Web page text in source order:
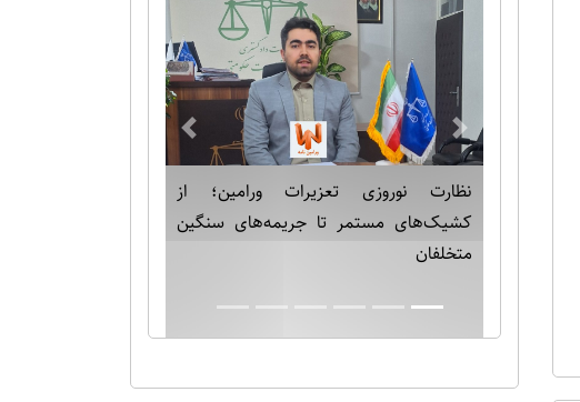
بارش برف نیم متری در ورامین! خدایا دیگر
Previous Next